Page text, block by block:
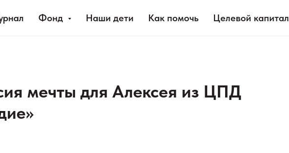
Фонд Наши дети Как помочь Целевой капитал
мечты для Алексея из ЦПД